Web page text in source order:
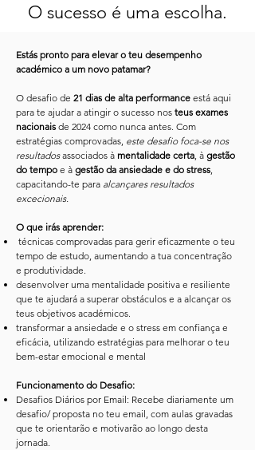
O sucesso é uma escolha.
Estás pronto para elevar o teu desempenho
académico a um novo patamar?
O desafio de 21 dias de alta performance está aqui
para te ajudar a atingir o sucesso nos teus exames
nacionais de 2024 como nunca antes. Com
estratégias comprovadas, este desafio foca-se nos
resultadosassociados à mentalidade certa, à gestão
do tempo e à gestão da ansiedade e do stress,
capacitando-te para alcançares resultados
excecionais.
O que irás aprender:
técnicas comprovadas para gerir eficazmente o teu
tempo de estudo, aumentando a tua concentração
e produtividade.
desenvolver uma mentalidade positiva e resiliente
que te ajudará a superar obstáculos e a alcançar os
teus objetivos académicos.
transformar a ansiedade e o stress em confiança e
eficácia, utilizando estratégias para melhorar o teu
bem-estar emocional e mental
Funcionamento do Desafio:
Desafios Diários por Email: Recebe diariamente um
desafio/ proposta no teu email, com aulas gravadas
que te orientarão e motivarão ao longo desta
jornada.